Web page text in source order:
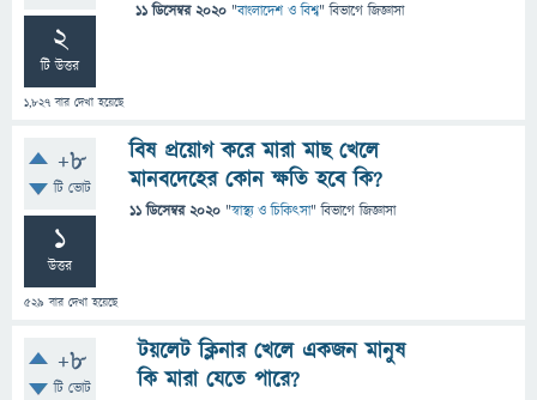
2
টি উত্তর
1,827 বার দেখা হয়েছে
11 ডিসেম্বর 2020 "বাংলাদেশ ও বিশ্ব" বিভাগে জিজ্ঞাসা
+8
টি ভোট
1
উত্তর
529 বার দেখা হয়েছে
বিষ প্রয়োগ করে মারা মাছ খেলে
মানবদেহের কোন ক্ষতি হবে কি?
11 ডিসেম্বর 2020 "স্বাস্থ্য ও চিকিৎসা" বিভাগে জিজ্ঞাসা
+8
টি ভোট
টয়লেট ক্লিনার খেলে একজন মানুষ
কি মারা যেতে পারে?